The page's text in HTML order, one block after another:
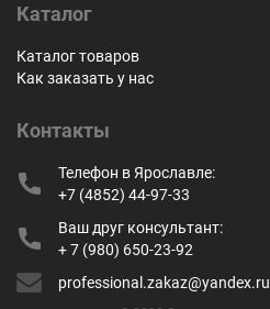
Каталог
Каталог товаров
Как заказать у нас
Контакты
Телефон в Ярославле:
+7 (4852) 44-97-33
Ваш друг консультант:
+ 7 (980) 650-23-92
professional.zakaz@yandex.ru